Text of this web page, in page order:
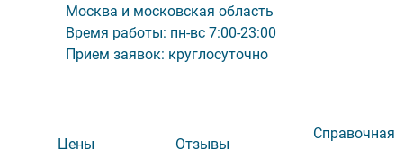
Москва и московская область
Время работы: пн-вс 7:00-23:00
Прием заявок: круглосуточно
Цены Отзывы
Справочная